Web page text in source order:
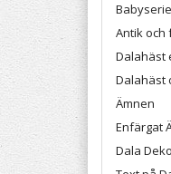
Antik och
Dalahäst
Dalahäst
Ämnen
Enfärgat
Dala Deko